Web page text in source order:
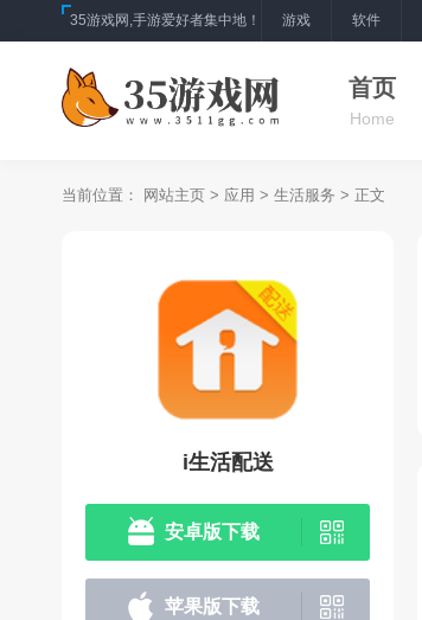
35游戏网,手游爱好者集中地！ 游戏 软件
首页
Home
当前位置： 网站主页 > 应用 > 生活服务 > 正文
i生活配送
安卓版下载
苹果版下载